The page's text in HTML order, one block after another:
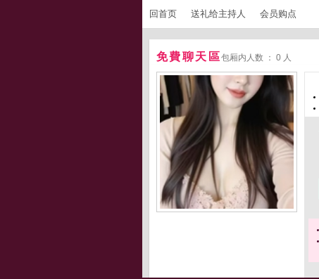
回首页 送礼给主持人 会员购点
免費聊天區包厢内人数 ： 0 人